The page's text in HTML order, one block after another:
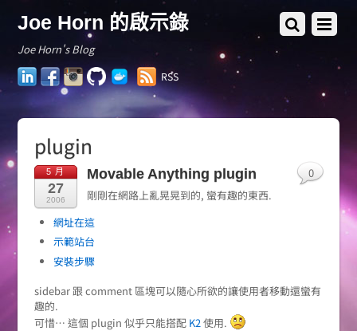
Joe Horn 的啟示錄
Joe Horn's Blog
LinkedInFacebookInstagram
GitHubDocker
Hub
RSS
plugin
5 月
27
2006
Movable Anything plugin
剛剛在網路上亂晃晃到的, 蠻有趣的東西.
網址在這
示範站台
安裝步驟
sidebar 跟 comment 區塊可以隨心所欲的讓使用者移動還蠻有
趣的.
可惜… 這個 plugin 似乎只能搭配 K2 使用.
0